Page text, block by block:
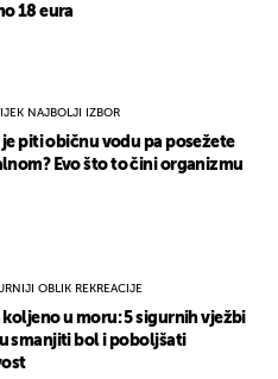
18 eura
NAJBOLJI IZBOR
je piti običnu vodu pa posežete
Evo što to čini organizmu
OBLIK REKREACIJE
koljeno u moru: 5 sigurnih vježbi
smanjiti bol i poboljšati